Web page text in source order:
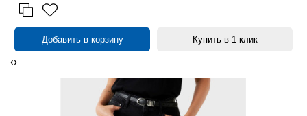
Добавить в корзину Купить в 1 клик
‹›